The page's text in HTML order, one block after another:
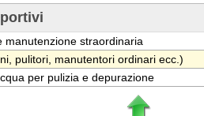
manutenzione straordinaria
pulitori, manutentori ordinari ecc.)
per pulizia e depurazione